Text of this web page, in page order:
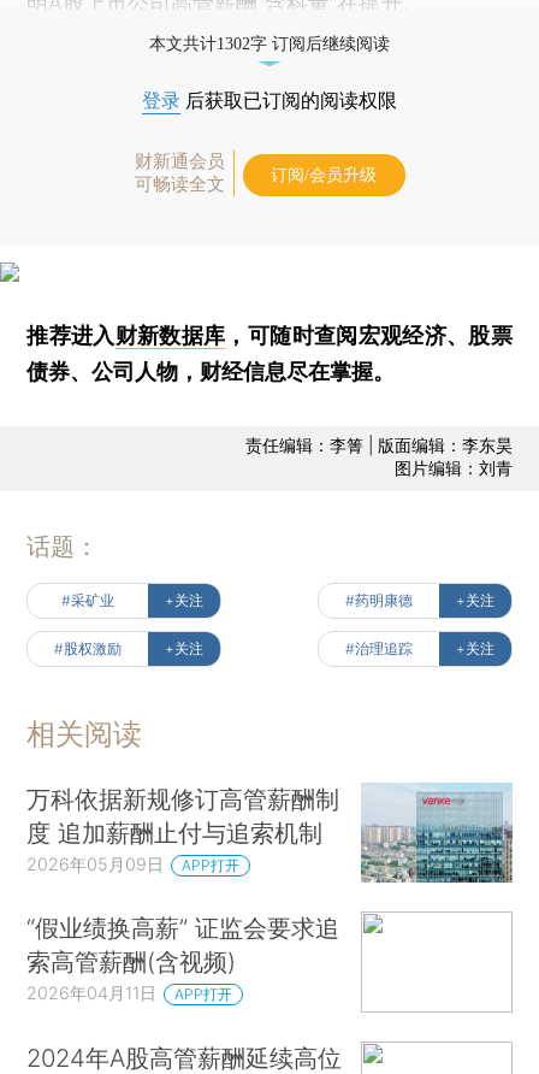
本文共计1302字 订阅后继续阅读
登录 后获取已订阅的阅读权限
财新通会员
可畅读全文
订阅/会员升级
推荐进入财新数据库 ，可随时查阅宏观经济、股票
债券、公司人物，财经信息尽在掌握。
责任编辑：李箐 | 版面编辑：李东昊
图片编辑：刘青
话题：
#采矿业 +关注 #药明康德 +关注
#股权激励 +关注 #治理追踪 +关注
相关阅读
万科依据新规修订高管薪酬制
度 追加薪酬止付与追索机制
2026年05月09日 APP打开
“假业绩换高薪” 证监会要求追
索高管薪酬(含视频)
2026年04月11日 APP打开
2024年A股高管薪酬延续高位